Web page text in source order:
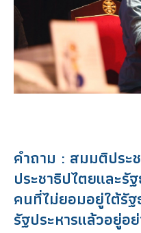
คำถาม : สมมติประ
ประชาธิปไตยและรั
คนที่ไม่ยอมอยู่ใต้รั
รัฐประหารแล้วอยู่อ